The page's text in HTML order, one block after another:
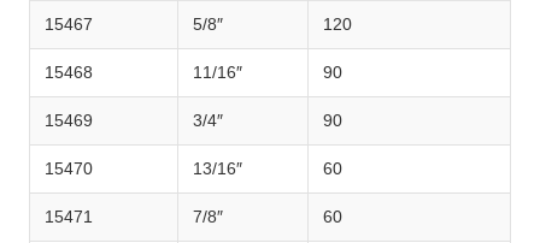
15467 5/8″ 120
15468 11/16″ 90
15469 3/4″ 90
15470 13/16″ 60
15471 7/8″ 60